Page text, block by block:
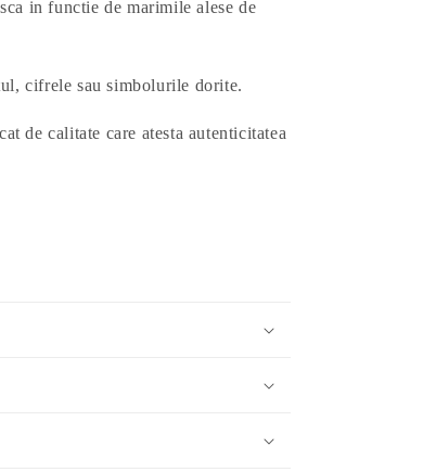
in functie de marimile alese de
cifrele sau simbolurile dorite.
de calitate care atesta autenticitatea